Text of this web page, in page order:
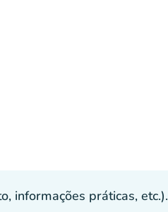
informações práticas, etc.).